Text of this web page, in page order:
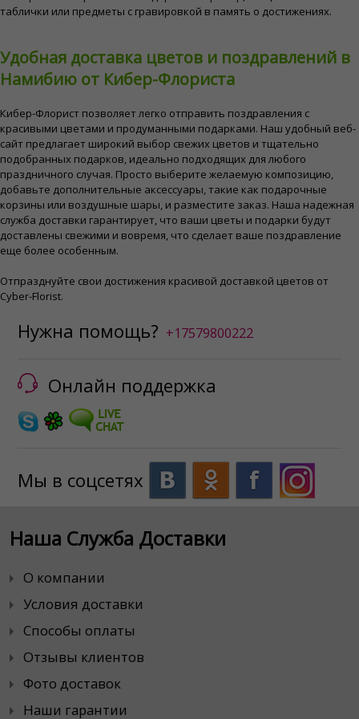
таблички или предметы с гравировкой в память о достижениях.
Удобная доставка цветов и поздравлений в
Намибию от Кибер-Флориста
Кибер-Флорист позволяет легко отправить поздравления с
красивыми цветами и продуманными подарками. Наш удобный веб-
сайт предлагает широкий выбор свежих цветов и тщательно
подобранных подарков, идеально подходящих для любого
праздничного случая. Просто выберите желаемую композицию,
добавьте дополнительные аксессуары, такие как подарочные
корзины или воздушные шары, и разместите заказ. Наша надежная
служба доставки гарантирует, что ваши цветы и подарки будут
доставлены свежими и вовремя, что сделает ваше поздравление
еще более особенным.
Отпразднуйте свои достижения красивой доставкой цветов от
Cyber-Florist.
Нужна помощь? +17579800222
Онлайн поддержка
Мы в соцсетях
Наша Служба Доставки
О компании
Условия доставки
Способы оплаты
Отзывы клиентов
Фото доставок
Наши гарантии